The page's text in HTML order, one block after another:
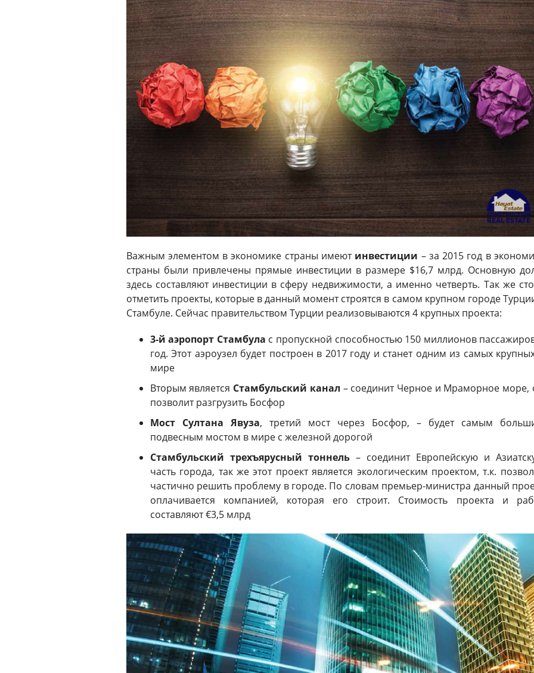
Важным элементом в экономике страны имеют инвестиции – за 2015 год в
страны были привлечены прямые инвестиции в размере $16,7 млрд. Основную
здесь составляют инвестиции в сферу недвижимости, а именно четверть. Так же
отметить проекты, которые в данный момент строятся в самом крупном городе
Стамбуле. Сейчас правительством Турции реализовываются 4 крупных проекта:
3-й аэропорт Стамбула с пропускной способностью 150 миллионов
год. Этот аэроузел будет построен в 2017 году и станет одним из самых
мире
Вторым является Стамбульский канал – соединит Черное и Мраморное море,
позволит разгрузить Босфор
Мост Султана Явуза, третий мост через Босфор, – будет самым
подвесным мостом в мире с железной дорогой
Стамбульский трехъярусный тоннель– соединит Европейскую и
часть города, так же этот проект является экологическим проектом, т.к.
частично решить проблему в городе. По словам премьер-министра данный
оплачивается компанией, которая его строит. Стоимость проекта и
составляют €3,5 млрд